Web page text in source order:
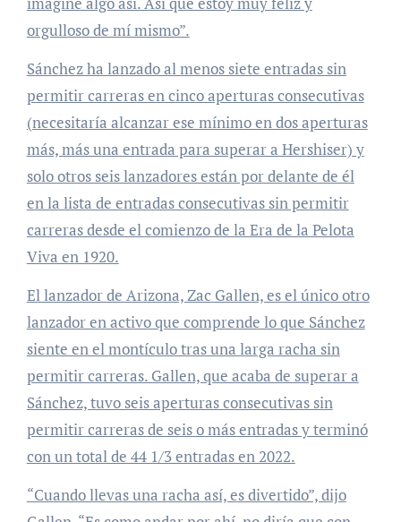
orgulloso de mí mismo”.
Sánchez ha lanzado al menos siete entradas sin
permitir carreras en cinco aperturas consecutivas
(necesitaría alcanzar ese mínimo en dos aperturas
más, más una entrada para superar a Hershiser) y
solo otros seis lanzadores están por delante de él
en la lista de entradas consecutivas sin permitir
carreras desde el comienzo de la Era de la Pelota
Viva en 1920.
El lanzador de Arizona, Zac Gallen, es el único otro
lanzador en activo que comprende lo que Sánchez
siente en el montículo tras una larga racha sin
permitir carreras. Gallen, que acaba de superar a
Sánchez, tuvo seis aperturas consecutivas sin
permitir carreras de seis o más entradas y terminó
con un total de 44 1/3 entradas en 2022.
“Cuando llevas una racha así, es divertido”, dijo